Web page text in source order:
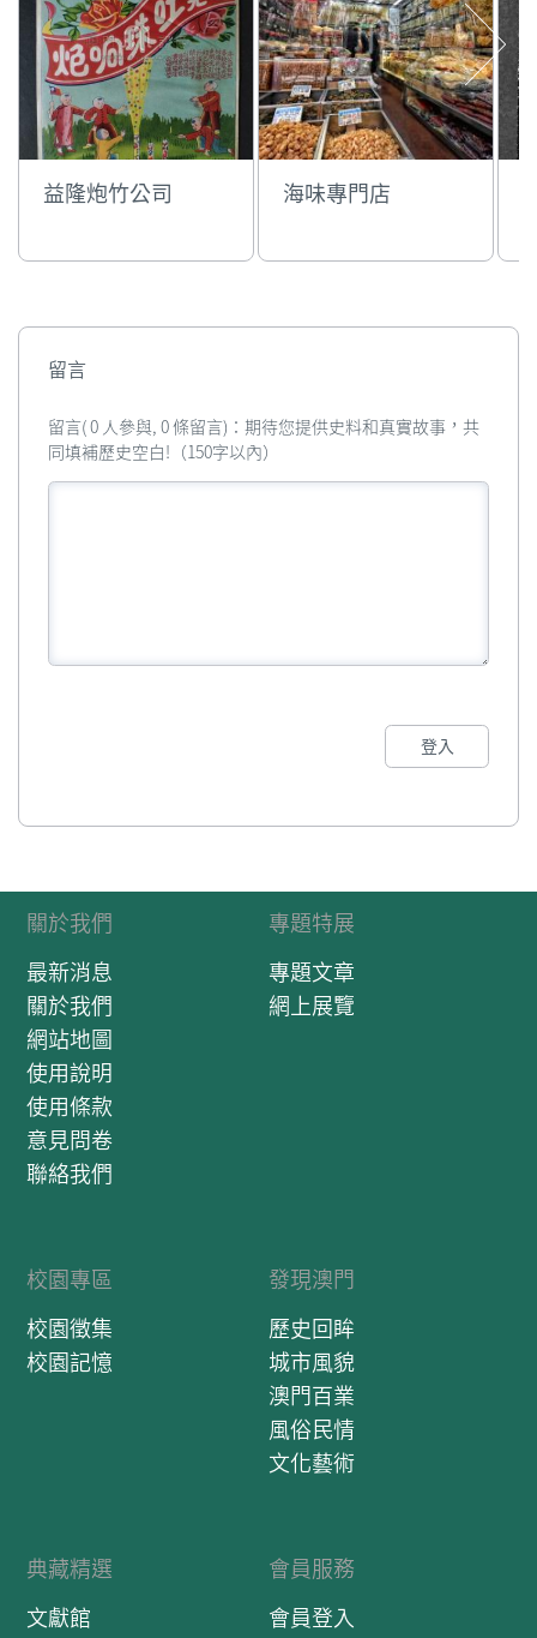
益隆炮竹公司 海味專門店
留言
留言( 0 人參與, 0 條留言)：期待您提供史料和真實故事，共
同填補歷史空白!（150字以內）
登入
關於我們
最新消息
關於我們
網站地圖
使用說明
使用條款
意見問卷
聯絡我們
專題特展
專題文章
網上展覽
校園專區
校園徵集
校園記憶
發現澳門
歷史回眸
城市風貌
澳門百業
風俗民情
文化藝術
典藏精選
文獻館
會員服務
會員登入